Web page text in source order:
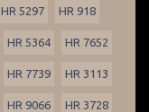
HR 5297 HR 918
HR 5364 HR 7652
HR 7739 HR 3113
HR 9066 HR 3728